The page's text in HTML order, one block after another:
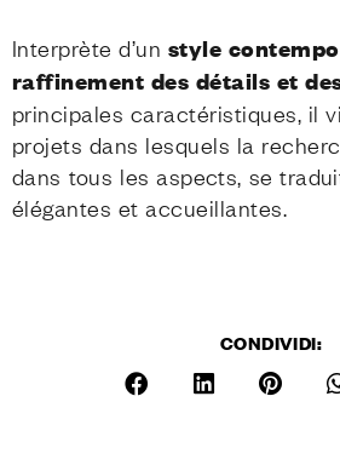
Interprète d’un style
raffinement des détails et
principales caractéristiques, il
projets dans lesquels la
dans tous les aspects, se
élégantes et accueillantes.
CONDIVIDI: